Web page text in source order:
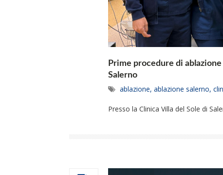
Prime procedure di
Salerno
ablazione, ablazione salerno,
Presso la Clinica Villa del Sole di